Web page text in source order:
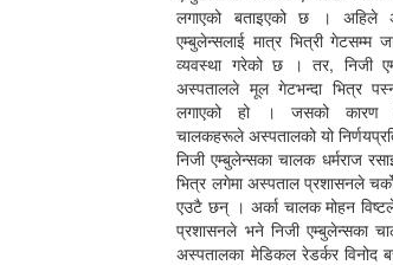
लगाएको बताइएको छ । अहिले
एम्बुलेन्सलाई मात्र भित्री
व्यवस्था गरेको छ । तर, निजी
अस्पतालले मूल गेटभन्दा भित्र
लगाएको हो । जसको कारण
चालकहरूले अस्पतालको यो
निजी एम्बुलेन्सका चालक धर्मराज
भित्र लगेमा अस्पताल प्रशासनले
एउटै छन् । अर्का चालक मोहन
प्रशासनले भने निजी एम्बुलेन्सका
अस्पतालका मेडिकल रेडर्कर विनोद